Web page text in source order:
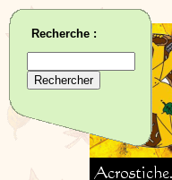
Recherche :